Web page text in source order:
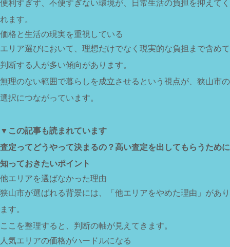
便利すぎず、不便すぎない環境が、日常生活の負担を抑えてく
れます。
価格と生活の現実を重視している
エリア選びにおいて、理想だけでなく現実的な負担まで含めて
判断する人が多い傾向があります。
無理のない範囲で暮らしを成立させるという視点が、狭山市の
選択につながっています。
▼この記事も読まれています
査定ってどうやって決まるの？高い査定を出してもらうために
知っておきたいポイント
他エリアを選ばなかった理由
狭山市が選ばれる背景には、「他エリアをやめた理由」があり
ます。
ここを整理すると、判断の軸が見えてきます。
人気エリアの価格がハードルになる